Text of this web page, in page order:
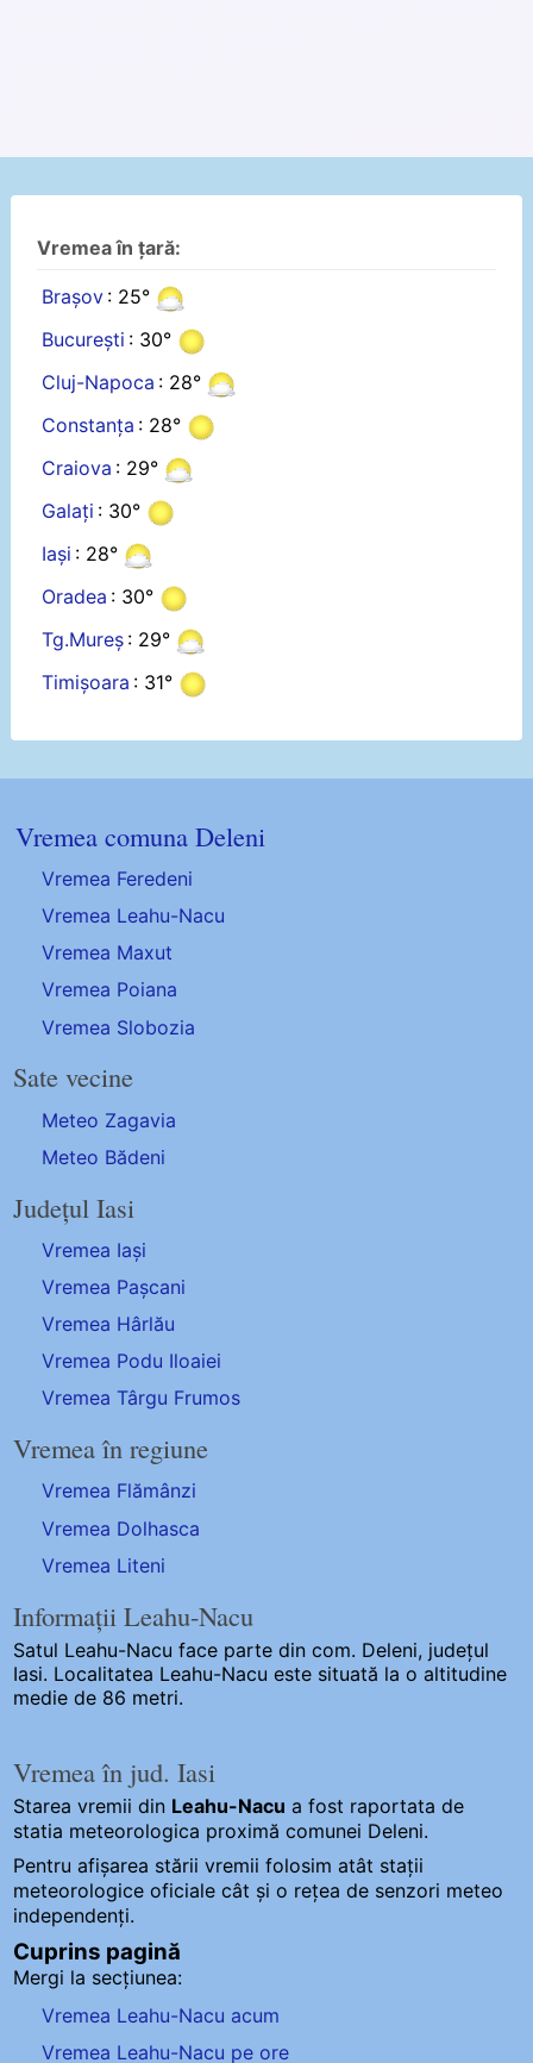
Vremea în țară:
Brașov : 25°
București : 30°
Cluj-Napoca : 28°
Constanța : 28°
Craiova : 29°
Galați : 30°
Iași : 28°
Oradea : 30°
Tg.Mureș : 29°
Timișoara : 31°
Vremea comuna Deleni
Vremea Feredeni
Vremea Leahu-Nacu
Vremea Maxut
Vremea Poiana
Vremea Slobozia
Sate vecine
Meteo Zagavia
Meteo Bădeni
Județul Iasi
Vremea Iași
Vremea Pașcani
Vremea Hârlău
Vremea Podu Iloaiei
Vremea Târgu Frumos
Vremea în regiune
Vremea Flămânzi
Vremea Dolhasca
Vremea Liteni
Informații Leahu-Nacu
Satul Leahu-Nacu face parte din com. Deleni, județul
Iasi. Localitatea Leahu-Nacu este situată la o altitudine
medie de 86 metri.
Vremea în jud. Iasi
Starea vremii din Leahu-Nacu a fost raportata de
statia meteorologica proximă comunei Deleni.
Pentru afișarea stării vremii folosim atât stații
meteorologice oficiale cât și o rețea de senzori meteo
independenți.
Cuprins pagină
Mergi la secțiunea:
Vremea Leahu-Nacu acum
Vremea Leahu-Nacu pe ore